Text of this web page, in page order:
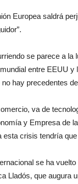
Europea saldrá
se parece a
entre EEUU
no hay precedentes
va de
y Empresa de
esta crisis tendría
se ha
Lladós, que augura